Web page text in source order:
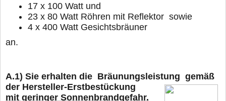
17 x 100 Watt und
23 x 80 Watt Röhren mit Reflektor sowie
4 x 400 Watt Gesichtsbräuner
an.
A.1) Sie erhalten die Bräunungsleistung gemäß
der Hersteller-Erstbestückung
mit geringer Sonnenbrandgefahr.